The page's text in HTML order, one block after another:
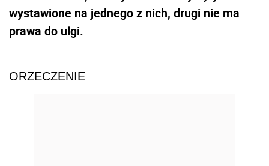
wystawione na jednego z nich, drugi nie ma
prawa do ulgi.
ORZECZENIE